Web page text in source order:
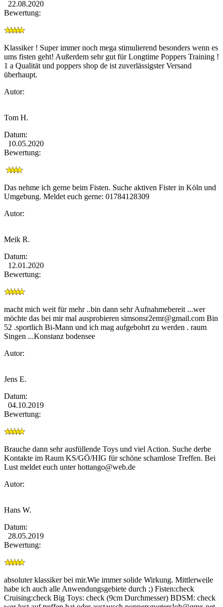
22.08.2020
Bewertung:
Klassiker ! Super immer noch mega stimulierend besonders wenn es
ums fisten geht! Außerdem sehr gut für Longtime Poppers Training !
1 a Qualität und poppers shop de ist zuverlässigster Versand
überhaupt.
Autor:
Tom H.
Datum:
10.05.2020
Bewertung:
Das nehme ich gerne beim Fisten. Suche aktiven Fister in Köln und
Umgebung. Meldet euch gerne: 01784128309
Autor:
Meik R.
Datum:
12.01.2020
Bewertung:
macht mich weit für mehr ..bin dann sehr Aufnahmebereit ...wer
möchte das bei mir mal ausprobieren simsonsr2emr@gmail.com Bin
52 .sportlich Bi-Mann und ich mag aufgebohrt zu werden . raum
Singen ...Konstanz bodensee
Autor:
Jens E.
Datum:
04.10.2019
Bewertung:
Brauche dann sehr ausfüllende Toys und viel Action. Suche derbe
Kontakte im Raum KS/GÖ/HIG für schöne schamlose Treffen. Bei
Lust meldet euch unterhottango@web.de
Autor:
Hans W.
Datum:
28.05.2019
Bewertung:
absoluter klassiker bei mir.Wie immer solide Wirkung. Mittlerweile
habe ich auch alle Anwendungsgebiete durch ;) Fisten:check
Cruising:check Big Toys: check (9cm Durchmesser) BDSM: check